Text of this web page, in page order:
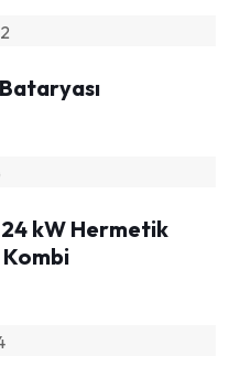
kW Hermetik
Kombi